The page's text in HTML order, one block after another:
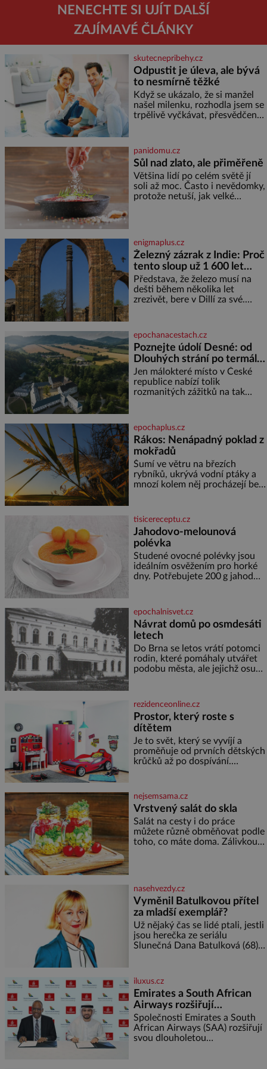
NENECHTE SI UJÍT DALŠÍ
ZAJÍMAVÉ ČLÁNKY
skutecnepribehy.cz
Odpustit je úleva, ale bývá
to nesmírně těžké
Když se ukázalo, že si manžel
našel milenku, rozhodla jsem se
trpělivě vyčkávat, přesvědčena,
nejtěžších věcí na světě. Ale
každý, kdo s tím má nějaké
zkušenosti, se zapřísahá, že
pokud odpustíte, znatelně se
vám uleví. Když se ke mně
doneslo, že si manžel pořídil
panidomu.cz
Sůl nad zlato, ale přiměřeně
Většina lidí po celém světě jí
soli až moc. Často i nevědomky,
protože netuší, jak velké
sladkých. Sůl je zdravá Ale v
ani ne třetinovém množství, než
je pro většinu populace běžné.
Její základní složky– sodík a
chlór – jsou zásadní pro
správné hospodaření
enigmaplus.cz
Železný zázrak z Indie: Proč
tento sloup už 1 600 let
nezná rez?
Představa, že železo musí na
dešti během několika let
zrezivět, bere v Dillí za své.
železný sloup, který už přibližně
1 600 let odolává počasí
epochanacestach.cz
Poznejte údolí Desné: od
Dlouhých strání po termální
prameny
Jen málokteré místo v České
republice nabízí tolik
rozmanitých zážitků na tak
jediného dne můžete
nahlédnout do útrob jedné z
nejvýznamnějších vodních
elektráren v Evropě, vydat se na
horské hřebeny, projet se na
koloběžce a den zakončit
poznáváním památek ve
epochaplus.cz
Rákos: Nenápadný poklad z
mokřadů
Šumí ve větru na březích
rybníků, ukrývá vodní ptáky a
mnozí kolem něj procházejí bez
lodě, zapisovat první texty a
inspiroval řadu pověstí. Tato
skromná, ale užitečná rostlina
provází člověka už tisíce let.
Většina lidí vnímá rákos jen jako
obyčejnou kulisu letního
koupání. Stačí se však podívat
tisicereceptu.cz
Jahodovo-melounová
polévka
Studené ovocné polévky jsou
ideálním osvěžením pro horké
dny. Potřebujete 200 g jahod
cukru krystal 1 lžíci medu 200 g
zakysané sm
epochalnisvet.cz
Návrat domů po osmdesáti
letech
Do Brna se letos vrátí potomci
rodin, které pomáhaly utvářet
podobu města, ale jejichž osudy
Placzek, Löw-Beer, Fuhrmann,
Kohn a Stiassni se stanou
jednou z hlavních
dramaturgických linií festivalu
židovské kultury ŠTETL FEST
2026. Některé návraty nejsou
jednoduché. Místa, která si
rezidenceonline.cz
Prostor, který roste s
dítětem
Je to svět, který se vyvíjí a
proměňuje od prvních dětských
krůčků až po dospívání.
soustředění i odpočinek a
reaguje na každou etapu života
a specifické potřeby dítěte. Pro
nejmenší je klíčová
jednoduchost, měkkost a
bezpečí, proto by pokoj
nejsemsama.cz
Vrstvený salát do skla
Salát na cesty i do práce
můžete různě obměňovat podle
toho, co máte doma. Zálivkou
potřebujete: ✿ 1/4 ledového
nebo jiného salátu (římský salát,
polníček…) ✿ 1 malá konzerva
kukuřice ✿ ½ okurky ✿ 2
rajčata Zálivka: ✿ 4 lžíce
olivového oleje ✿ 1 lžíci
citronové šťávy ✿ ½ stroužku
nasehvezdy.cz
Vyměnil Batulkovou přítel
za mladší exemplář?
Už nějaký čas se lidé ptali, jestli
jsou herečka ze seriálu
Slunečná Dana Batulková (68) a
od sebe přítele od samého
začátku odhán
iluxus.cz
Emirates a South African
Airways rozšiřují
partnerství. Cestujícím
nově zpřístupní dalších
devět destinací v jižní a
Společnosti Emirates a South
African Airways (SAA) rozšiřují
svou dlouholetou